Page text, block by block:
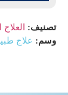
تصنيف:
وسم: علاج